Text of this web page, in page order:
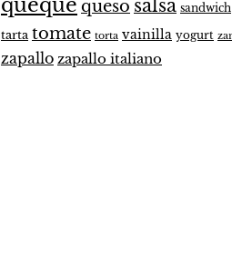
queque queso salsa sandwich
tarta tomate torta vainilla yogurt
zapallo zapallo italiano